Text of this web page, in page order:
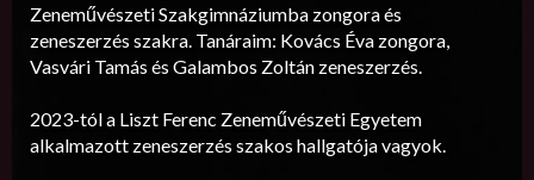
Zeneművészeti Szakgimnáziumba zongora és
zeneszerzés szakra. Tanáraim: Kovács Éva zongora,
Vasvári Tamás és Galambos Zoltán zeneszerzés.
2023-tól a Liszt Ferenc Zeneművészeti Egyetem
alkalmazott zeneszerzés szakos hallgatója vagyok.